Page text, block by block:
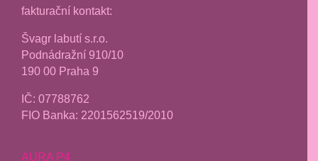
fakturační kontakt:
Švagr labutí s.r.o.
Podnádražní 910/10
190 00 Praha 9
IČ: 07788762
FIO Banka: 2201562519/2010
AURA P4